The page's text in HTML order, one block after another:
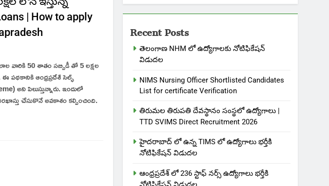
| How to apply
వారికి 50 శాతం సబ్సిడీ తో 5 లక్షల
పథకానికి ఆంధ్రప్రదేశ్ సెల్ఫ్
అని పిలుస్తున్నారు. ఇందులో
చేసుకొనే అవకాశం కల్పించింది.
Recent Posts
తెలంగాణ NHM లో ఉద్యోగాలకు నోటిఫికేషన్
విడుదల
NIMS Nursing Officer Shortlisted Candidates
List for certificate Verification
తిరుమల తిరుపతి దేవస్థానం సంస్థలో ఉద్యోగాలు |
TTD SVIMS Direct Recruitment 2026
హైదరాబాద్ లో ఉన్న TIMS లో ఉద్యోగాలు భర్తీకి
నోటిఫికేషన్ విడుదల
ఆంధ్రప్రదేశ్ లో 236 స్టాఫ్ నర్స్ ఉద్యోగాలు భర్తీకి